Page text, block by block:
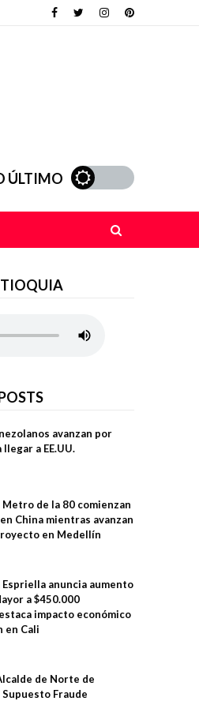
ÚLTIMO
avanzan por
a EE.UU.
de la 80 comienzan
China mientras avanzan
en Medellín
anuncia aumento
a $450.000
impacto económico
en Cali
de Norte de
Fraude